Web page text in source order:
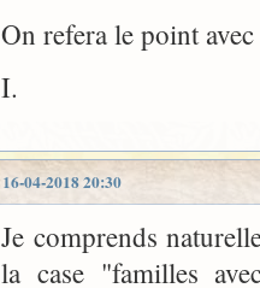
On refera le point
I.
16-04-2018 20:30
Je comprends
la case "familles